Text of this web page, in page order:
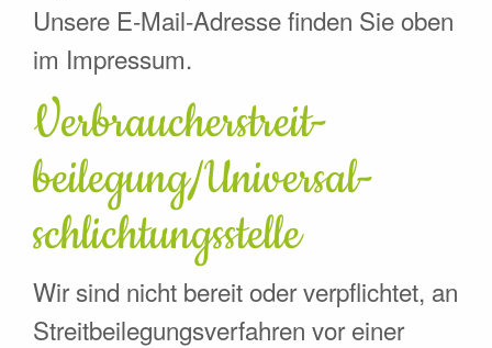
Unsere E-Mail-Adresse finden Sie oben
im Impressum.
Verbraucher­streit­
beilegung/Universal­
schlichtungs­stelle
Wir sind nicht bereit oder verpflichtet, an
Streitbeilegungsverfahren vor einer